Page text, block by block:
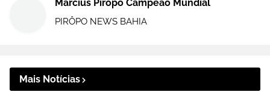
Marcius Pirôpo Campeão Mundial
PIRÔPO NEWS BAHIA
Mais Notícias